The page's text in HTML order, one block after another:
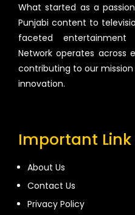
What started as a
Punjabi content to
faceted entertainment
Network operates across
contributing to our
innovation.
Important Link
About Us
Contact Us
Privacy Policy